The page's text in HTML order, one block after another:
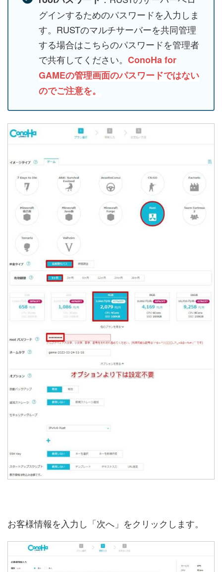
グインするためのパスワードを入力しま
す。RUSTのマルチサーバーを共同管理
する場合はこちらのパスワードを管理者
で共有してください。 ConoHa for
GAMEの管理画面のパスワードではない
のでご注意を。
お客様情報を入力し「次へ」をクリックします。